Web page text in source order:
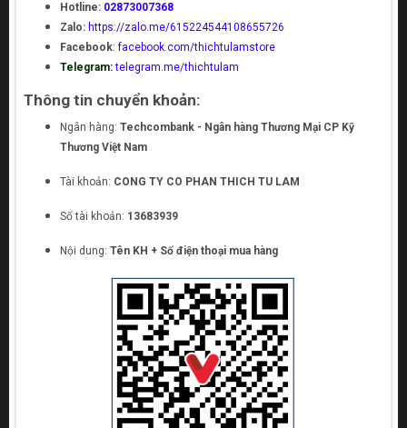
Hotline: 02873007368
Zalo: https://zalo.me/615224544108655726
Facebook:facebook.com/thichtulamstore
Telegram: telegram.me/thichtulam
Thông tin chuyển khoản:
Ngân hàng: Techcombank - Ngân hàng Thương Mại CP Kỹ
Thương Việt Nam
Tài khoản: CONG TY CO PHAN THICH TU LAM
Số tài khoản: 13683939
Nội dung: Tên KH + Số điện thoại mua hàng